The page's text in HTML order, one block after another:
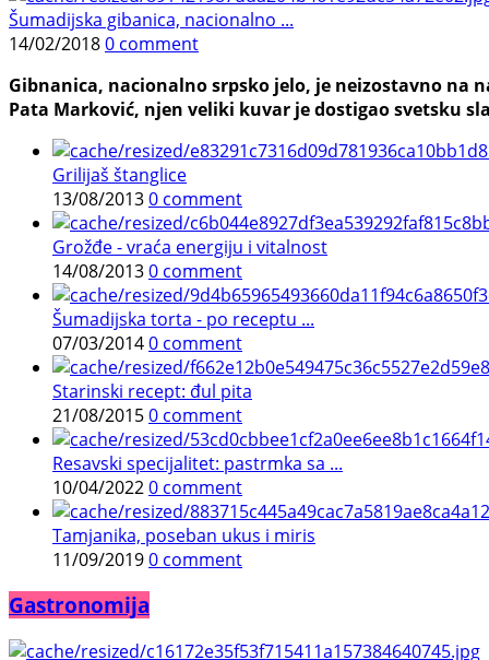
Šumadijska gibanica, nacionalno ...
14/02/20180 comment
Gibnanica, nacionalno srpsko jelo, je neizostavno na
Pata Marković, njen veliki kuvar je dostigao svetsku
Grilijaš štanglice
13/08/20130 comment
Grožđe - vraća energiju i vitalnost
14/08/20130 comment
Šumadijska torta - po receptu ...
07/03/20140 comment
Starinski recept: đul pita
21/08/20150 comment
Resavski specijalitet: pastrmka sa ...
10/04/20220 comment
Tamjanika, poseban ukus i miris
11/09/20190 comment
Gastronomija